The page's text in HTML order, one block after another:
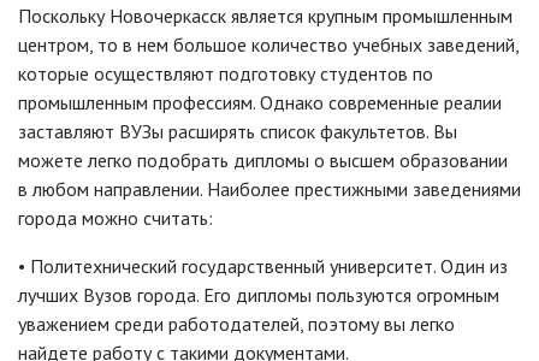
Поскольку Новочеркасск является крупным промышленным
центром, то в нем большое количество учебных заведений,
которые осуществляют подготовку студентов по
промышленным профессиям. Однако современные реалии
заставляют ВУЗы расширять список факультетов. Вы
можете легко подобрать дипломы о высшем образовании
в любом направлении. Наиболее престижными заведениями
города можно считать:
• Политехнический государственный университет. Один из
лучших Вузов города. Его дипломы пользуются огромным
уважением среди работодателей, поэтому вы легко
найдете работу с такими документами.